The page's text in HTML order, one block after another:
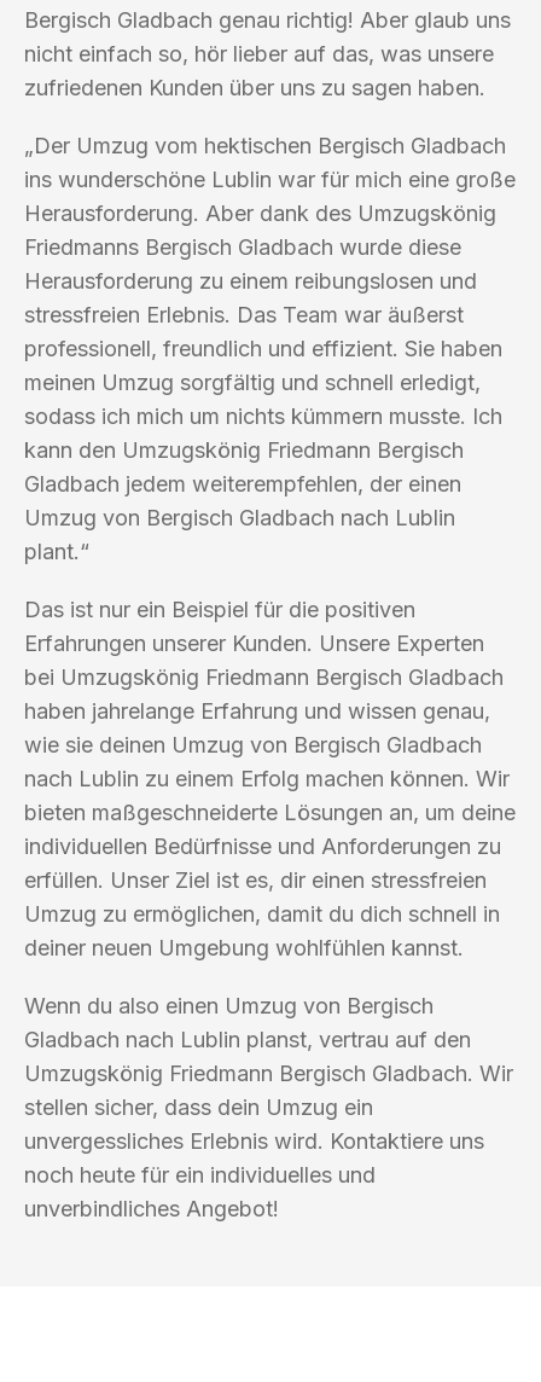
Bergisch Gladbach genau richtig! Aber glaub uns
nicht einfach so, hör lieber auf das, was unsere
zufriedenen Kunden über uns zu sagen haben.
„Der Umzug vom hektischen Bergisch Gladbach
ins wunderschöne Lublin war für mich eine große
Herausforderung. Aber dank des Umzugskönig
Friedmanns Bergisch Gladbach wurde diese
Herausforderung zu einem reibungslosen und
stressfreien Erlebnis. Das Team war äußerst
professionell, freundlich und effizient. Sie haben
meinen Umzug sorgfältig und schnell erledigt,
sodass ich mich um nichts kümmern musste. Ich
kann den Umzugskönig Friedmann Bergisch
Gladbach jedem weiterempfehlen, der einen
Umzug von Bergisch Gladbach nach Lublin
plant.“
Das ist nur ein Beispiel für die positiven
Erfahrungen unserer Kunden. Unsere Experten
bei Umzugskönig Friedmann Bergisch Gladbach
haben jahrelange Erfahrung und wissen genau,
wie sie deinen Umzug von Bergisch Gladbach
nach Lublin zu einem Erfolg machen können. Wir
bieten maßgeschneiderte Lösungen an, um deine
individuellen Bedürfnisse und Anforderungen zu
erfüllen. Unser Ziel ist es, dir einen stressfreien
Umzug zu ermöglichen, damit du dich schnell in
deiner neuen Umgebung wohlfühlen kannst.
Wenn du also einen Umzug von Bergisch
Gladbach nach Lublin planst, vertrau auf den
Umzugskönig Friedmann Bergisch Gladbach. Wir
stellen sicher, dass dein Umzug ein
unvergessliches Erlebnis wird. Kontaktiere uns
noch heute für ein individuelles und
unverbindliches Angebot!